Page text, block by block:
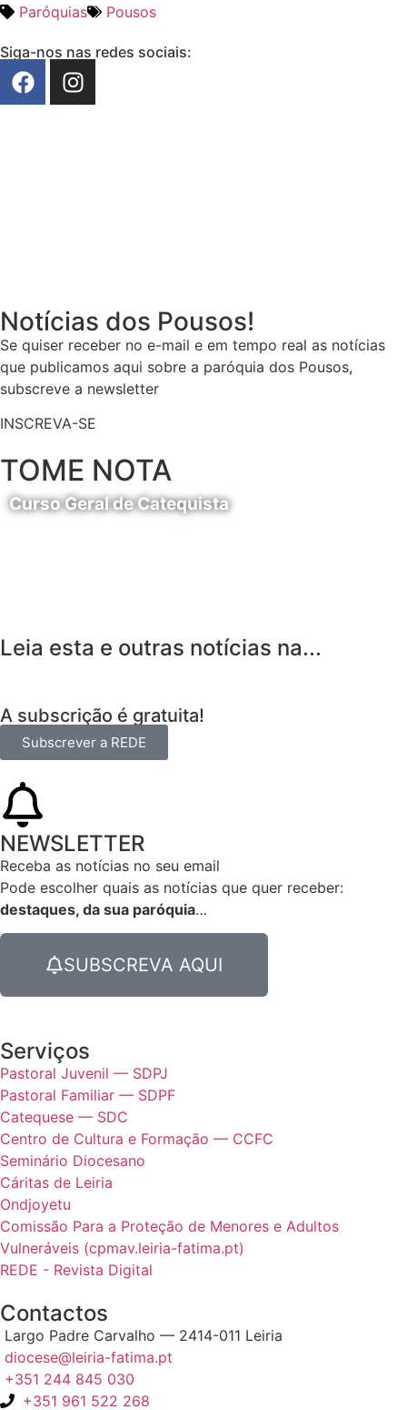
Paróquias
Pousos
Siga-nos nas redes sociais:
Notícias dos Pousos!
Se quiser receber no e-mail e em tempo real as notícias
que publicamos aqui sobre a paróquia dos Pousos,
subscreve a newsletter
INSCREVA-SE
TOME NOTA
Curso Geral de Catequista
Leia esta e outras notícias na...
A subscrição é gratuita!
Subscrever a REDE
NEWSLETTER
Receba as notícias no seu email​
Pode escolher quais as notícias que quer receber:
destaques, da sua paróquia…
SUBSCREVA AQUI
Serviços
Pastoral Juvenil — SDPJ
Pastoral Familiar — SDPF
Catequese — SDC
Centro de Cultura e Formação — CCFC
Seminário Diocesano
Cáritas de Leiria
Ondjoyetu
Comissão Para a Proteção de Menores e Adultos
Vulneráveis (cpmav.leiria-fatima.pt)
REDE - Revista Digital
Contactos
Largo Padre Carvalho — 2414-011 Leiria
diocese@leiria-fatima.pt
+351 244 845 030
+351 961 522 268